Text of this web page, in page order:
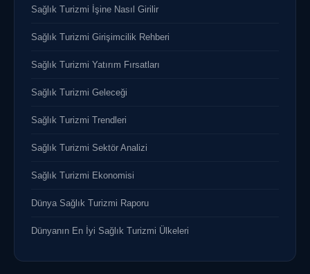
Sağlık Turizmi İşine Nasıl Girilir
Sağlık Turizmi Girişimcilik Rehberi
Sağlık Turizmi Yatırım Fırsatları
Sağlık Turizmi Geleceği
Sağlık Turizmi Trendleri
Sağlık Turizmi Sektör Analizi
Sağlık Turizmi Ekonomisi
Dünya Sağlık Turizmi Raporu
Dünyanın En İyi Sağlık Turizmi Ülkeleri